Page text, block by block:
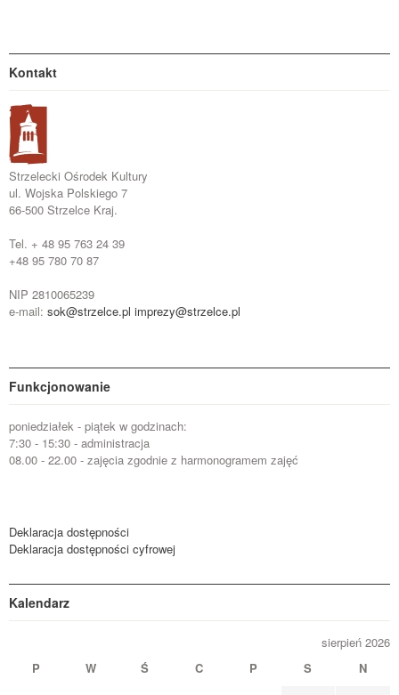
Kontakt
Strzelecki Ośrodek Kultury
ul. Wojska Polskiego 7
66-500 Strzelce Kraj.
Tel. + 48 95 763 24 39
+48 95 780 70 87
NIP 2810065239
e-mail: sok@strzelce.pl imprezy@strzelce.pl
Funkcjonowanie
poniedziałek - piątek w godzinach:
7:30 - 15:30 - administracja
08.00 - 22.00 - zajęcia zgodnie z harmonogramem zajęć
Deklaracja dostępności
Deklaracja dostępności cyfrowej
Kalendarz
sierpień 2026
P
W Ś C P S
N